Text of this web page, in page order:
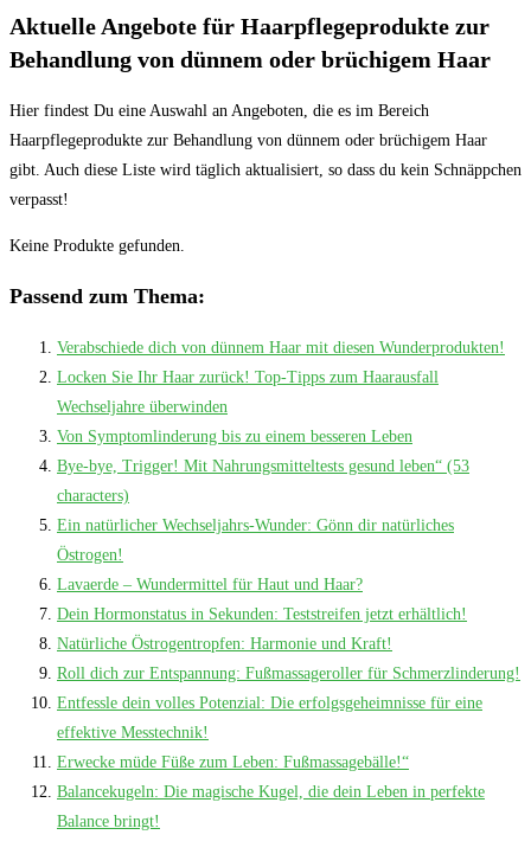
Aktuelle Angebote für Haarpflegeprodukte zur
Behandlung von dünnem oder brüchigem Haar
Hier findest Du eine Auswahl an Angeboten, die es im Bereich
Haarpflegeprodukte zur Behandlung von dünnem oder brüchigem Haar
gibt. Auch diese Liste wird täglich aktualisiert, so dass du kein Schnäppchen
verpasst!
Keine Produkte gefunden.
Passend zum Thema:
Verabschiede dich von dünnem Haar mit diesen Wunderprodukten!
Locken Sie Ihr Haar zurück! Top-Tipps zum Haarausfall
Wechseljahre überwinden
Von Symptomlinderung bis zu einem besseren Leben
Bye-bye, Trigger! Mit Nahrungsmitteltests gesund leben“ (53
characters)
Ein natürlicher Wechseljahrs-Wunder: Gönn dir natürliches
Östrogen!
Lavaerde – Wundermittel für Haut und Haar?
Dein Hormonstatus in Sekunden: Teststreifen jetzt erhältlich!
Natürliche Östrogentropfen: Harmonie und Kraft!
Roll dich zur Entspannung: Fußmassageroller für Schmerzlinderung!
Entfessle dein volles Potenzial: Die erfolgsgeheimnisse für eine
effektive Messtechnik!
Erwecke müde Füße zum Leben: Fußmassagebälle!“
Balancekugeln: Die magische Kugel, die dein Leben in perfekte
Balance bringt!